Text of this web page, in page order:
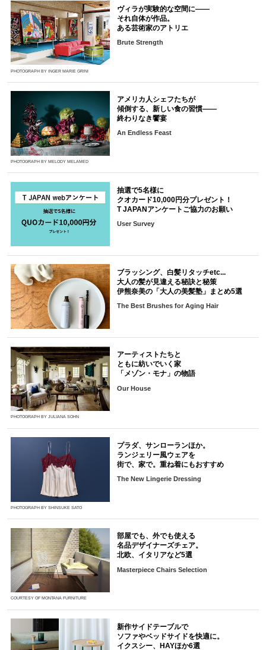
PHOTOGRAPH BY INGER MARIE GRINI
ヴィラが実験的な空間に――
それ自体が作品。
ある芸術家のアトリエ
Brute Strength
PHOTOGRAPH BY MELODY MELAMED
アメリカ人シェフたちが
傾倒する、新しい食の習慣――
終わりなき饗宴
An Endless Feast
抽選で5名様に
クオカード10,000円分プレゼント！
T JAPANアンケートご協力のお願い
User Survey
ブラッシング、白髪リタッチetc...
大人の髪が見違える秘訣と秘策
伊熊奈美の「大人の美髪塾」まとめ5選
The Best Brushes for Aging Hair
PHOTOGRAPH BY JULIANA SOHN
アーティストたちと
ともに紡いでいく家
「メゾン・モナ」の物語
Our House
PHOTOGRAPH BY SHINSUKE SATO
プラダ、サンローランほか。
ランジェリー風ウェアを
街で、家で。重ね着にもおすすめ
The New Lingerie Dressing
COURTESY OF MONTANA FURNITURE
部屋でも、外でも使える
名品デザイナーズチェア。
北欧、イタリアなど5選
Masterpiece Chairs Selection
新作サイドテーブルで
ソファやベッドサイドを快適に。
イクスシー、HAYほか6選